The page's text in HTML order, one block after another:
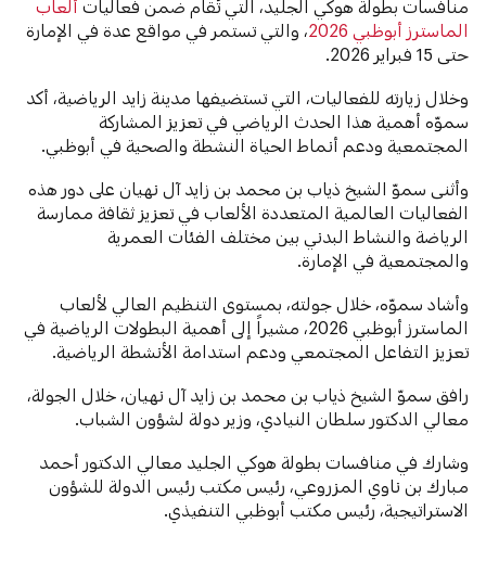
منافسات بطولة هوكي الجليد، التي تُقام ضمن فعاليات ألعاب
الماسترز أبوظبي 2026
، والتي تستمر في مواقع عدة في الإمارة
حتى 15 فبراير 2026.
وخلال زيارته للفعاليات، التي تستضيفها مدينة زايد الرياضية، أكد
سموّه أهمية هذا الحدث الرياضي في تعزيز المشاركة
المجتمعية ودعم أنماط الحياة النشطة والصحية في أبوظبي.
وأثنى سموّ الشيخ ذياب بن محمد بن زايد آل نهيان على دور هذه
الفعاليات العالمية المتعددة الألعاب في تعزيز ثقافة ممارسة
الرياضة والنشاط البدني بين مختلف الفئات العمرية
والمجتمعية في الإمارة.
وأشاد سموّه، خلال جولته، بمستوى التنظيم العالي لألعاب
الماسترز أبوظبي 2026، مشيراً إلى أهمية البطولات الرياضية في
تعزيز التفاعل المجتمعي ودعم استدامة الأنشطة الرياضية.
رافق سموّ الشيخ ذياب بن محمد بن زايد آل نهيان، خلال الجولة،
معالي الدكتور سلطان النيادي، وزير دولة لشؤون الشباب.
وشارك في منافسات بطولة هوكي الجليد معالي الدكتور أحمد
مبارك بن ناوي المزروعي، رئيس مكتب رئيس الدولة للشؤون
الاستراتيجية، رئيس مكتب أبوظبي التنفيذي.